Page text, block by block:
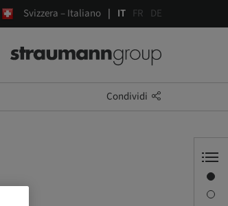
Svizzera – Italiano IT FR DE
Condividi